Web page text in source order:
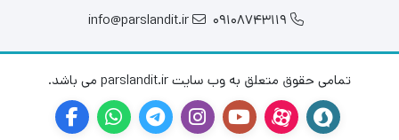
09108743119
info@parslandit.ir
تمامی حقوق متعلق به وب سایت parslandit.ir می باشد.